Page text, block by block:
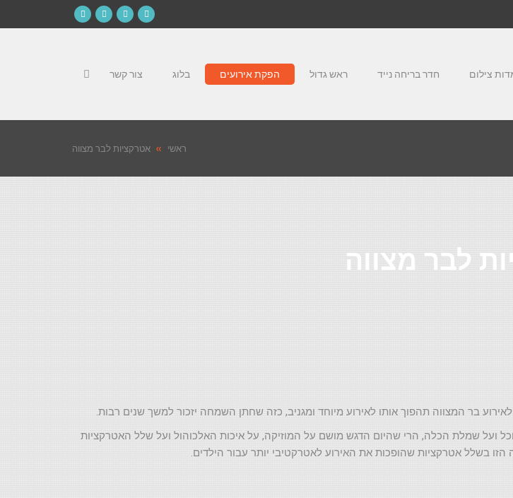
צילום חדר בריחה נייד ראש גדול הפקת אירועים בלוג צור קשר
ראשי » אטרקציות לבר מצווה
לבר מצווה
בר המצווה תהפוך אותו לאירוע מיוחד ומגניב, כזה שחתן השמחה יזכור למשך שנים רבות.
ועל שמלת הכלה, הרי שהיום הדגש מושם על המוזיקה, על איכות האלכוהול ועל שלל האטרקציות
בשלל אטרקציות שהופכות את האירוע לאטרקטיבי יותר עבור הילדים.